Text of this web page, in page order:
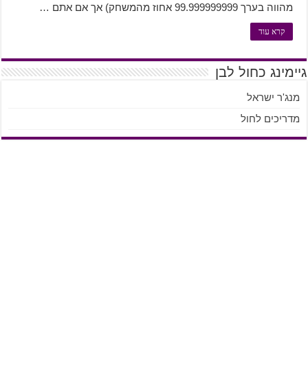
מהווה בערך 99.999999999 אחוז מהמשחק) אך אם אתם …
קרא עוד
גיימינג כחול לבן
מנג'ר ישראל
מדריכים לחול